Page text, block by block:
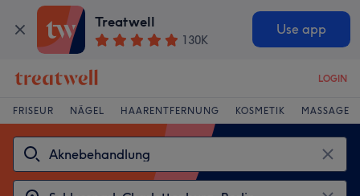
Treatwell
130K
Use app
LOGIN
FRISEUR NÄGEL HAARENTFERNUNG KOSMETIK MASSAGE